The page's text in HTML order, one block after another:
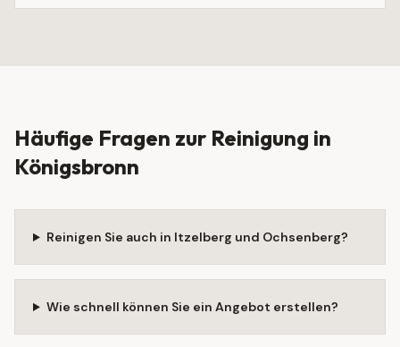
Häufige Fragen zur Reinigung in
Königsbronn
Reinigen Sie auch in Itzelberg und Ochsenberg?
Wie schnell können Sie ein Angebot erstellen?